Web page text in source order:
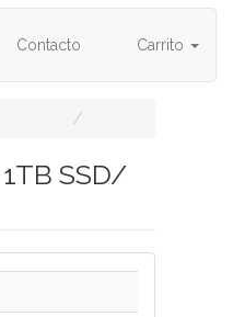
Contacto Carrito
SSD/